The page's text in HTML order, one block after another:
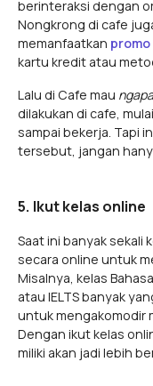
berinteraksi dengan
Nongkrong di cafe
memanfaatkan
kartu kredit atau
Lalu di Cafe mau
dilakukan di cafe,
sampai bekerja. Tapi
tersebut, jangan
5. Ikut kelas online
Saat ini banyak sekali
secara online untuk
Misalnya, kelas
atau IELTS banyak
untuk mengakomodir
Dengan ikut kelas
miliki akan jadi lebih